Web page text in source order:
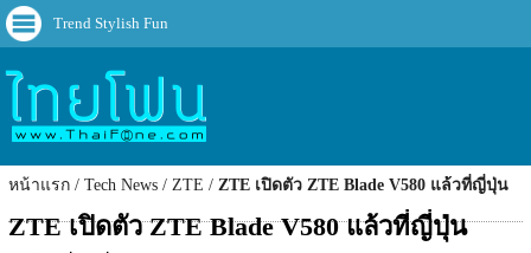
Trend Stylish Fun
หน้าแรก Tech News ZTE ZTE เปิดตัว ZTE Blade V580 แล้วที่ญี่ปุ่น
ZTE เปิดตัว ZTE Blade V580 แล้วที่ญี่ปุ่น